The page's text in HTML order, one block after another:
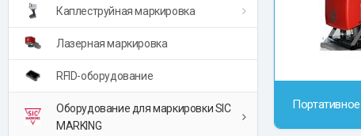
Каплеструйная маркировка
Лазерная маркировка
RFID-оборудование
Оборудование для маркировки SIC
MARKING